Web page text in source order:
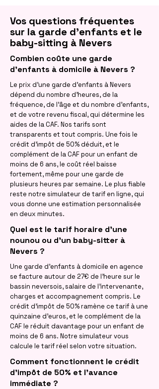
Vos questions fréquentes
sur la garde d'enfants et le
baby-sitting à Nevers
Combien coûte une garde
d'enfants à domicile à Nevers ?
Le prix d'une garde d'enfants à Nevers
dépend du nombre d'heures, de la
fréquence, de l'âge et du nombre d'enfants,
et de votre revenu fiscal, qui détermine les
aides de la CAF. Nos tarifs sont
transparents et tout compris. Une fois le
crédit d'impôt de 50% déduit, et le
complément de la CAF pour un enfant de
moins de 6 ans, le coût réel baisse
fortement, même pour une garde de
plusieurs heures par semaine. Le plus fiable
reste notre simulateur de tarif en ligne, qui
vous donne une estimation personnalisée
en deux minutes.
Quel est le tarif horaire d'une
nounou ou d'un baby-sitter à
Nevers ?
Une garde d'enfants à domicile en agence
se facture autour de 27€ de l'heure sur le
bassin neversois, salaire de l'intervenante,
charges et accompagnement compris. Le
crédit d'impôt de 50% ramène ce tarif à une
quinzaine d'euros, et le complément de la
CAF le réduit davantage pour un enfant de
moins de 6 ans. Notre simulateur vous
calcule le tarif réel selon votre situation.
Comment fonctionnent le crédit
d'impôt de 50% et l'avance
immédiate ?